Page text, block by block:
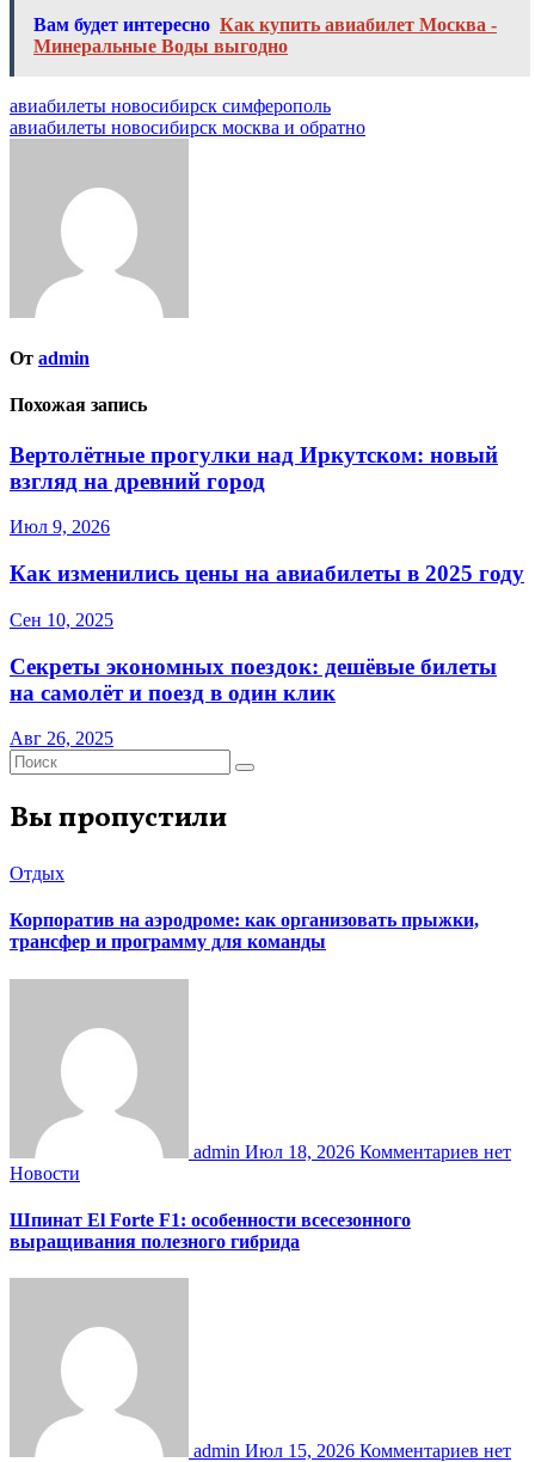
Вам будет интересно Как купить авиабилет Москва -
Минеральные Воды выгодно
Навигация
по
авиабилеты новосибирск симферополь
авиабилеты новосибирск москва и обратно
От admin
Похожая запись
Вертолётные прогулки над Иркутском: новый
взгляд на древний город
Июл 9, 2026
Как изменились цены на авиабилеты в 2025 году
Сен 10, 2025
Секреты экономных поездок: дешёвые билеты
на самолёт и поезд в один клик
Авг 26, 2025
Вы пропустили
Отдых
Корпоратив на аэродроме: как организовать прыжки,
трансфер и программу для команды
admin Июл 18, 2026 Комментариев нет
Новости
Шпинат El Forte F1: особенности всесезонного
выращивания полезного гибрида
admin Июл 15, 2026 Комментариев нет